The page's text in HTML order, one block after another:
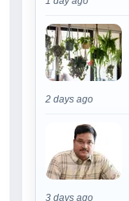
2 days ago
3 days ago